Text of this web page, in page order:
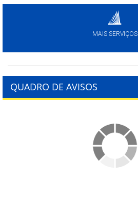
MAIS SERVIÇOS
QUADRO DE AVISOS